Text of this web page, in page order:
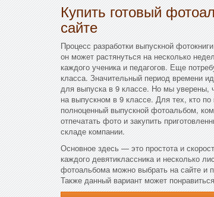
Купить готовый
сайте
Процесс разработки выпускной
он может растянуться на несколько
каждого ученика и педагогов. Еще
класса. Значительный период времени
для выпуска в 9 классе. Но мы уверены,
на выпускном в 9 классе. Для тех, кто
полноценный выпускной фотоальбом,
отпечатать фото и закупить
складе компании.
Основное здесь — это простота и
каждого девятиклассника и несколько
фотоальбома можно выбрать на сайте
Также данный вариант может